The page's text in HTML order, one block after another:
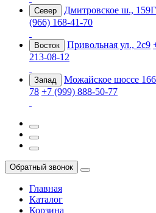
Север Дмитровское ш.,
(966) 168-41-70
Восток Привольная ул., 2с9
213-08-12
Запад Можайское шоссе
78 +7 (999) 888-50-77
Обратный звонок
Главная
Каталог
Корзина